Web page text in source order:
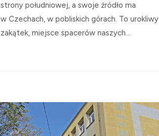
strony południowej, a swoje źródło ma
w Czechach, w pobliskich górach. To urokliwy
zakątek, miejsce spacerów naszych...